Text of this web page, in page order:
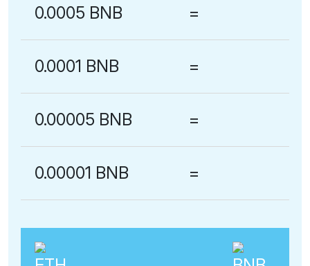
0.0005 BNB =
0.0001 BNB =
0.00005 BNB =
0.00001 BNB =